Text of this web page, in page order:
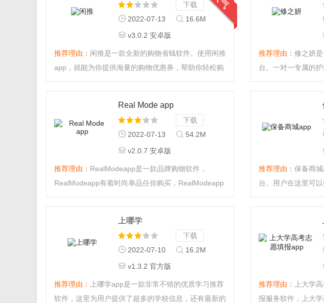
下载
2022-07-13
16.6M
v3.0.2 安卓版
推荐理由： 闲推是一款全新的购物省钱软件。使用闲推
app，就能为你提供海量的购物优惠券，帮助你轻松购
试看的朋友快来下载吧！...
推荐理由： 修之妍
台。一对一专属的
下载
Real Mode app
2022-07-13
54.2M
v2.0.7 安卓版
推荐理由： RealModeapp是一款品牌购物软件，
RealModeapp有着时尚单品任你购买，RealModeapp
推荐理由： 保备商
台。用户在这里可
下载
上哪学
2022-07-10
16.2M
v1.3.2 官方版
推荐理由：
上哪学app是一款非常不错的优质学习推荐
软件，这里为用户提供了超多的学校信息，还有最新的
推荐理由：
上大学
报服务软件，上大